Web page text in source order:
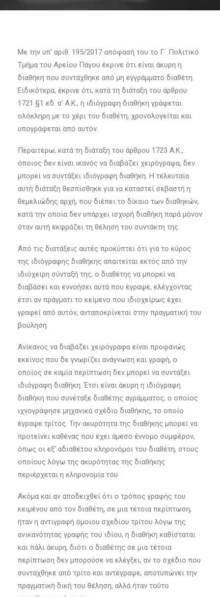
Με την υπ’ αριθ. 195/2017 απόφασή του το Γ΄ Πολιτικό
Τμήμα του Αρείου Πάγου έκρινε ότι είναι άκυρη η
διαθήκη που συντάχθηκε από μη εγγράμματο διαθέτη.
Ειδικότερα, έκρινε ότι, κατά τη διάταξη του άρθρου
1721 §1 εδ. α’ Α.Κ., η ιδιόγραφη διαθήκη γράφεται
ολόκληρη με το χέρι του διαθέτη, χρονολογείται και
υπογράφεται από αυτόν.
Περαιτέρω, κατά τη διάταξη του άρθρου 1723 Α.Κ.,
όποιος δεν είναι ικανός να διαβάζει χειρόγραφα, δεν
μπορεί να συντάξει ιδιόγραφη διαθήκη. Η τελευταία
αυτή διάταξη θεσπίσθηκε για να καταστεί σεβαστή η
θεμελιώδης αρχή, που διέπει το δίκαιο των διαθηκών,
κατά την οποία δεν υπάρχει ισχυρή διαθήκη παρά μόνον
όταν αυτή εκφράζει τη θέληση του συντάκτη της.
Από τις διατάξεις αυτές προκύπτει ότι για το κύρος
της ιδιόγραφης διαθήκης απαιτείται εκτός από την
ιδιόχειρη σύνταξή της, ο διαθέτης να μπορεί να
διαβάσει και εννοήσει αυτά που έγραψε, ελέγχοντας
έτσι αν πράγματι το κείμενο που ιδιοχείρως έχει
γραφεί από αυτόν, ανταποκρίνεται στην πραγματική του
βούληση.
Ανίκανος να διαβάζει χειρόγραφα είναι προφανώς
εκείνος που δε γνωρίζει ανάγνωση και γραφή, ο
οποίος σε καμία περίπτωση δεν μπορεί να συντάξει
ιδιόγραφη διαθήκη. Έτσι είναι άκυρη η ιδιόγραφη
διαθήκη που συνέταξε διαθέτης αγράμματος, ο οποίος
ιχνογράφησε μηχανικά σχέδιο διαθήκης, το οποίο
έγραψε τρίτος. Την ακυρότητα της διαθήκης μπορεί να
προτείνει καθένας που έχει άμεσο έννομο συμφέρον,
όπως οι εξ’ αδιαθέτου κληρονόμοι του διαθέτη, στους
οποίους λόγω της ακυρότητας της διαθήκης
περιέρχεται η κληρονομία του.
Ακόμα και αν αποδειχθεί ότι ο τρόπος γραφής του
κειμένου από τον διαθέτη, σε μια τέτοια περίπτωση,
ήταν η αντιγραφή όμοιου σχεδίου τρίτου λόγω της
ανικανότητας γραφής του ιδίου, η διαθήκη καθίσταται
και πάλι άκυρη, διότι ο διαθέτης σε μια τέτοια
περίπτωση δεν μπορούσε να ελέγξει, αν το σχέδιο που
συντάχθηκε από τρίτο και αντέγραψε, αποτυπώνει την
πραγματική δική του θέληση, αλλά ήταν τούτο